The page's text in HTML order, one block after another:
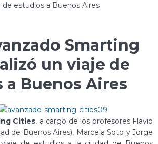
de estudios a Buenos Aires
Smarting
un viaje de
a Buenos Aires
Cities, a cargo de los profesores Flavio
de Buenos Aires), Marcela Soto y Jorge